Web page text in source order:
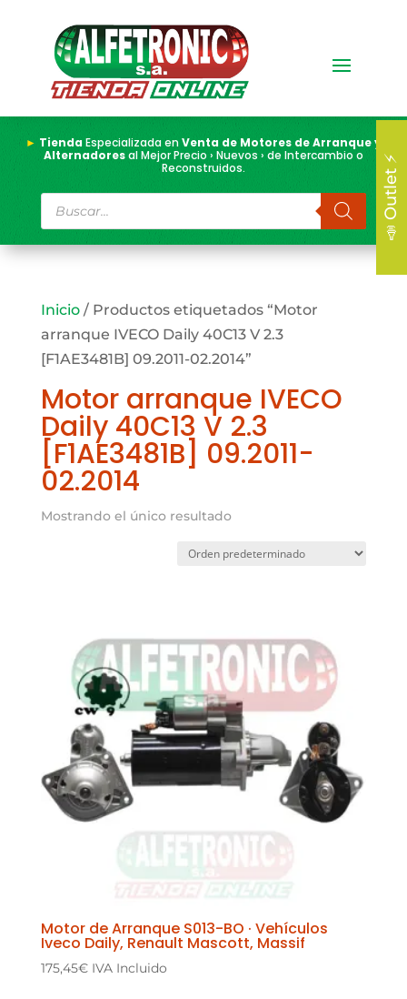
► TiendaEspecializada enVenta de Motores de Arranque y
Alternadoresal Mejor Precio › Nuevos › de Intercambio o
Reconstruidos.
Búsqueda
de
productos
Inicio/ Productos etiquetados “Motor
arranque IVECO Daily 40C13 V 2.3
[F1AE3481B] 09.2011-02.2014”
Motor arranque IVECO
Daily 40C13 V 2.3
[F1AE3481B] 09.2011-
02.2014
Mostrando el único resultado
Motor de Arranque S013-BO · Vehículos
Iveco Daily, Renault Mascott, Massif
175,45€ IVA Incluido
📣 Outlet ⚡